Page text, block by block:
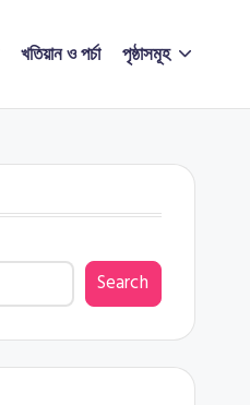
খতিয়ান ও পর্চা পৃষ্ঠাসমূহ
Search